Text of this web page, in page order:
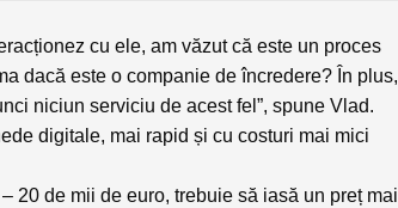
cu ele, am văzut că este un proces
dacă este o companie de încredere? În plus,
niciun serviciu de acest fel”, spune Vlad.
digitale, mai rapid și cu costuri mai mici
20 de mii de euro, trebuie să iasă un preț mai